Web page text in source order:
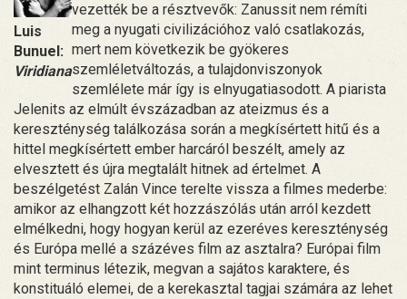
Luis
Bunuel:
Viridiana
vezették be a résztvevők: Zanussit nem rémíti
meg a nyugati civilizációhoz való csatlakozás,
mert nem következik be gyökeres
szemléletváltozás, a tulajdonviszonyok
szemlélete már így is elnyugatiasodott. A piarista
Jelenits az elmúlt évszázadban az ateizmus és a
kereszténység találkozása során a megkísértett hitű és a
hittel megkísértett ember harcáról beszélt, amely az
elvesztett és újra megtalált hitnek ad értelmet. A
beszélgetést Zalán Vince terelte vissza a filmes mederbe:
amikor az elhangzott két hozzászólás után arról kezdett
elmélkedni, hogy hogyan kerül az ezeréves kereszténység
és Európa mellé a százéves film az asztalra? Európai film
mint terminus létezik, megvan a sajátos karaktere, és
konstituáló elemei, de a kerekasztal tagjai számára az lehet